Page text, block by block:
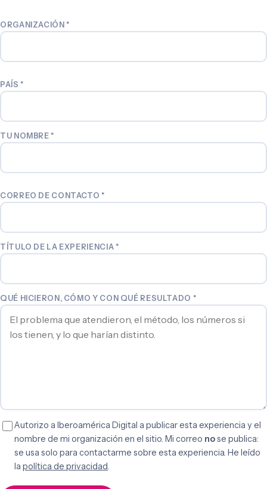
ORGANIZACIÓN*
PAÍS*
TU NOMBRE*
CORREO DE CONTACTO*
TÍTULO DE LA EXPERIENCIA *
QUÉ HICIERON, CÓMO Y CON QUÉ RESULTADO *
Autorizo a Iberoamérica Digital a publicar esta experiencia y el
nombre de mi organización en el sitio. Mi correo nose publica:
se usa solo para contactarme sobre esta experiencia. He leído
la política de privacidad.